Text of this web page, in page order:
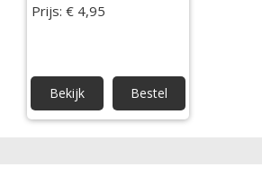
Prijs: € 4,95
Bekijk Bestel